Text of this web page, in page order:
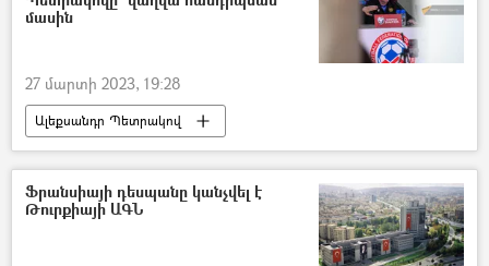
մասին
27 մարտի 2023, 19:28
Ալեքսանդր Պետրակով
Վահան Բիչախչյան
ֆուտբոլ
Հայաստան
Կիպրոս
Ֆրանսիայի դեսպանը կանչվել է
Թուրքիայի ԱԳՆ